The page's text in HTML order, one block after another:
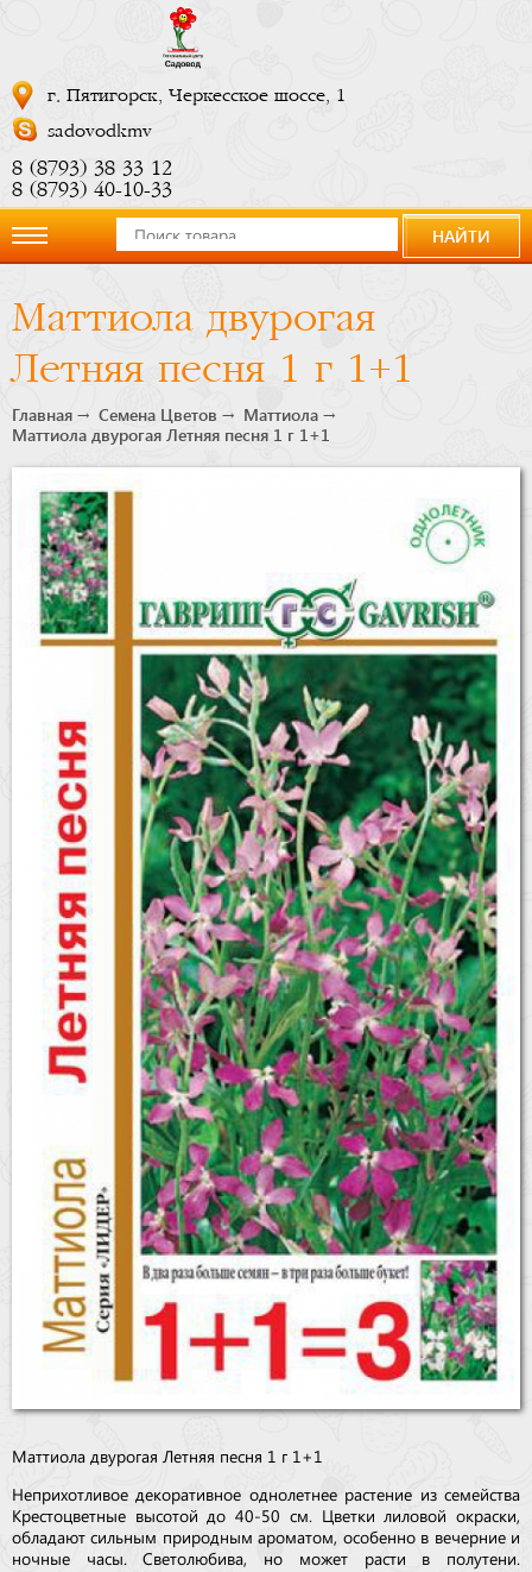
г. Пятигорск, Черкесское шоссе, 1
sadovodkmv
8 (8793) 38 33 12
8 (8793) 40-10-33
компании
сейчас
Бренды
Доставка
НАЙТИ
Маттиола двурогая
Летняя песня 1 г 1+1
Главная Семена Цветов
Маттиола
Маттиола двурогая Летняя песня 1 г 1+1
Маттиола двурогая Летняя песня 1 г 1+1
Неприхотливое декоративное однолетнее растение из семейства
Крестоцветные высотой до 40-50 см. Цветки лиловой окраски,
обладают сильным природным ароматом, особенно в вечерние и
ночные часы. Светолюбива, но может расти в полутени.